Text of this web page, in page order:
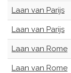
Laan van Parijs
Laan van Parijs
Laan van Rome
Laan van Rome